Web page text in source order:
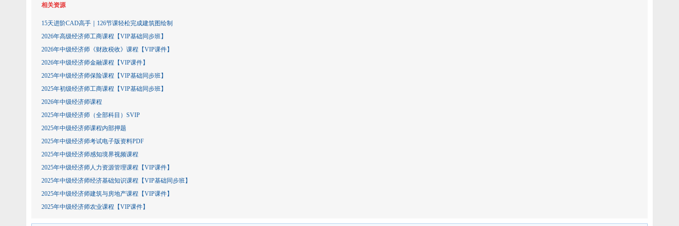
相关资源
15天进阶CAD高手｜126节课轻松完成建筑图绘制
2026年高级经济师工商课程【VIP基础同步班】
2026年中级经济师《财政税收》课程【VIP课件】
2026年中级经济师金融课程【VIP课件】
2025年中级经济师保险课程【VIP基础同步班】
2025年初级经济师工商课程【VIP基础同步班】
2026年中级经济师课程
2025年中级经济师（全部科目）SVIP
2025年中级经济师课程内部押题
2025年中级经济师考试电子版资料PDF
2025年中级经济师感知境界视频课程
2025年中级经济师人力资源管理课程【VIP课件】
2025年中级经济师经济基础知识课程【VIP基础同步班】
2025年中级经济师建筑与房地产课程【VIP课件】
2025年中级经济师农业课程【VIP课件】